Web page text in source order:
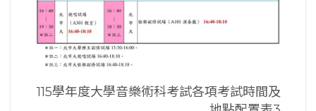
115學年度大學音樂術科考試各項考試時間及